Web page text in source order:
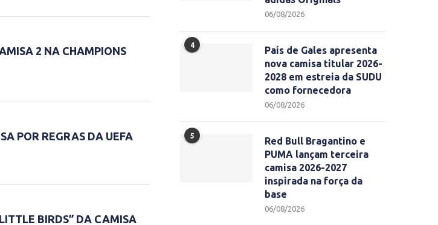
2 NA CHAMPIONS
POR REGRAS DA UEFA
BIRDS” DA CAMISA
06/08/2026
4
País de Gales apresenta
nova camisa titular 2026-
2028 em estreia da SUDU
como fornecedora
06/08/2026
5
Red Bull Bragantino e
PUMA lançam terceira
camisa 2026-2027
inspirada na força da
base
06/08/2026